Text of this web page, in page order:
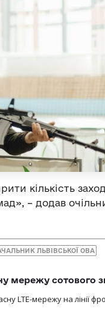
кількість
– додав
ЛЬВІВСЬКОЇ ОВА
мережу сотового
LTE-мережу на лінії